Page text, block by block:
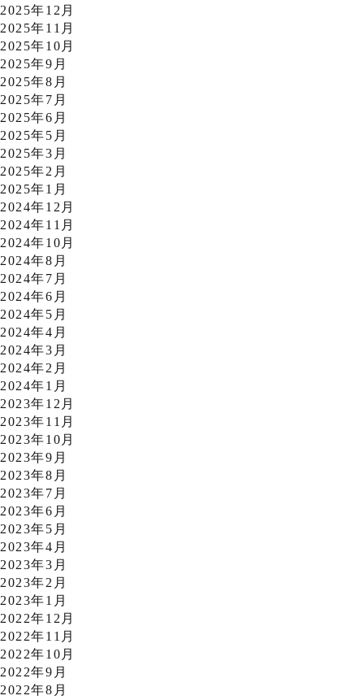
2025年12月
2025年11月
2025年10月
2025年9月
2025年8月
2025年7月
2025年6月
2025年5月
2025年3月
2025年2月
2025年1月
2024年12月
2024年11月
2024年10月
2024年8月
2024年7月
2024年6月
2024年5月
2024年4月
2024年3月
2024年2月
2024年1月
2023年12月
2023年11月
2023年10月
2023年9月
2023年8月
2023年7月
2023年6月
2023年5月
2023年4月
2023年3月
2023年2月
2023年1月
2022年12月
2022年11月
2022年10月
2022年9月
2022年8月